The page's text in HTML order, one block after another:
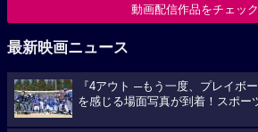
動画配信作品をチェック
最新映画ニュース
『4アウト ─もう一度、プレイボ
を感じる場面写真が到着！スポー